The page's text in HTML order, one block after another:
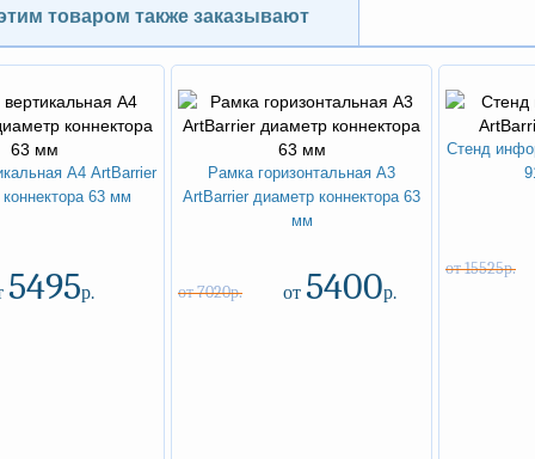
товаром также заказывают
А4 ArtBarrier
63 мм
5495р.
Рамка горизонтальная А3
ArtBarrier диаметр коннектора 63
мм
от 7020р. от 5400р.
Стенд
от 15525р.